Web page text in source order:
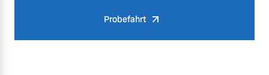
Probefahrt